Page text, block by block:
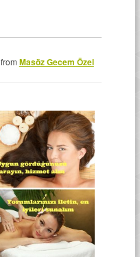
from Masöz Gecem Özel